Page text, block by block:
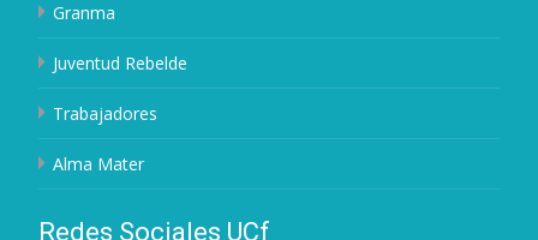
Granma
Juventud Rebelde
Trabajadores
Alma Mater
Redes Sociales UCf